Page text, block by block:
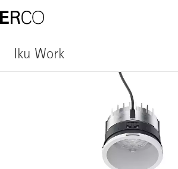
Iku Work